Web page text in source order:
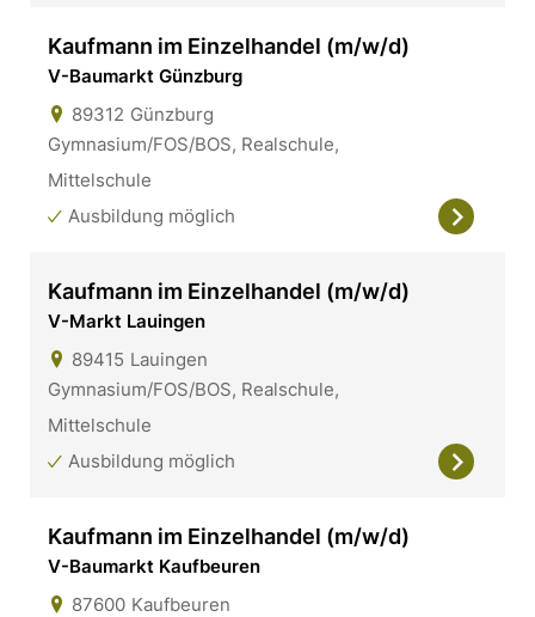
Kaufmann im Einzelhandel (m/w/d)
V-Baumarkt Günzburg
89312 Günzburg
Gymnasium/FOS/BOS, Realschule,
Mittelschule
Ausbildung möglich
Kaufmann im Einzelhandel (m/w/d)
V-Markt Lauingen
89415 Lauingen
Gymnasium/FOS/BOS, Realschule,
Mittelschule
Ausbildung möglich
Kaufmann im Einzelhandel (m/w/d)
V-Baumarkt Kaufbeuren
87600 Kaufbeuren